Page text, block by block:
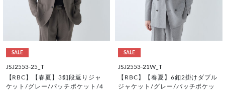
SALE
JSJ2553-25_T
【RBC】【春夏】3釦段返りジャ
ケット/グレー/パッチポケット/4
SALE
JSJ2553-21W_T
【RBC】【春夏】6釦2掛けダブル
ジャケット/グレー/パッチポケッ